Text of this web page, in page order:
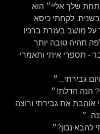
שלך אליי״ הוא
לקחתי כיסא
על מושב בעזרת ברכיו
תהיה טובה יותר.
- תספרי איתי ותאמרי
גבירתי...״
הנה הדלת!״
אוהבת את גבירתי ורוצה
להבא נכון?״